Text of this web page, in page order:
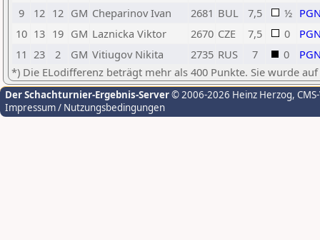
9
12 12 GM Cheparinov Ivan 2681 BUL 7,5 ½
10 13 19 GM Laznicka Viktor 2670 CZE 7,5 0
11 23 2 GM Vitiugov Nikita 2735 RUS 7 0
*) Die ELodifferenz beträgt mehr als 400 Punkte. Sie wurde
Der Schachturnier-Ergebnis-Server© 2006-2026 Heinz Herzog,
Impressum / Nutzungsbedingungen